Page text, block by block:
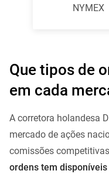
NYMEX
Que tipos de
em cada
A corretora holandesa
mercado de ações
comissões
ordens tem